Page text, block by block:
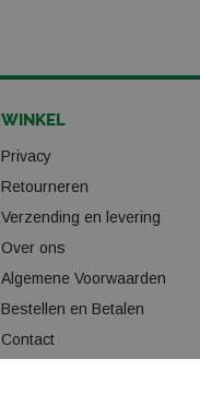
WINKEL
Privacy
Retourneren
Verzending en levering
Over ons
Algemene Voorwaarden
Bestellen en Betalen
Contact